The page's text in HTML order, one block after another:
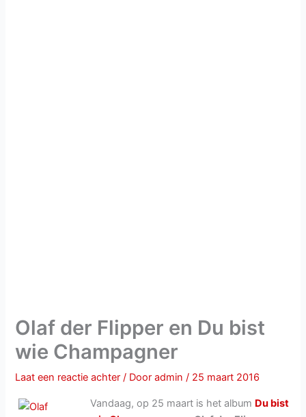
Olaf der Flipper en Du bist
wie Champagner
Laat een reactie achter / Dooradmin/ 25 maart 2016
Vandaag, op 25 maart is het album Du bist